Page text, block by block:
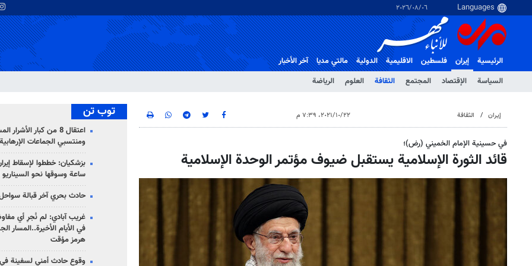
٠٦‏/٠٨‏/٢٠٢٦
الرئيسية
إيران
السياسة
الإقتصاد المجتمع الثقافة العلوم الرياضة
فلسطین الاقلیمیة الدولية مالتي مدیا آخر الأخبار
إيران الثقافة ٢٢‏/١٠‏/٢٠٢١، ٧:٣٩ م
في حسينية الإمام الخميني (رض)؛
قائد الثورة الإسلامية يستقبل ضيوف مؤتمر الوحدة الإسلامية
توب تن
اعتقال 8 من كبار
ومنتسبي الجماعات الإرهابية
ساعة وسوقها نحو
حادث بحري آخر قبالة
غريب آبادي: لم نُجرِ أي
في الأيام الأخيرة..المسار
هرمز مؤقت
وقوع حادث أمني لسفينة